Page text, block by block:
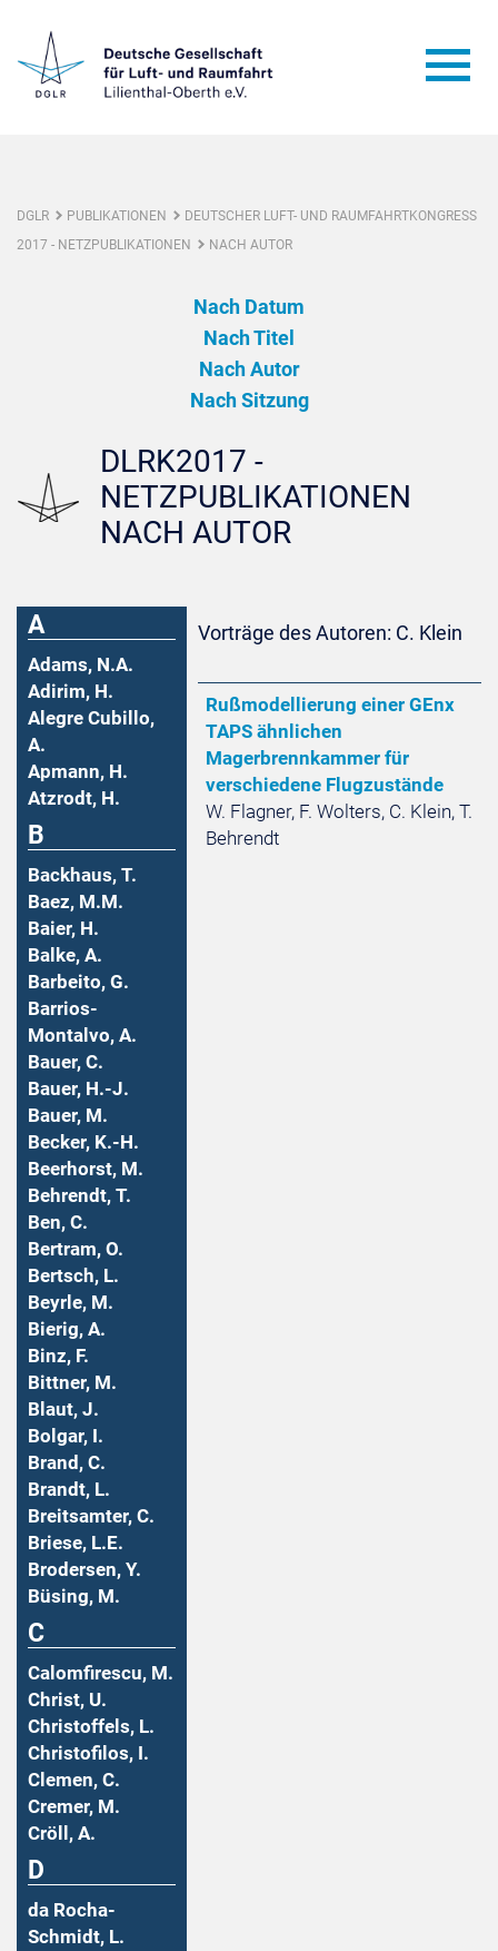
DGLR PUBLIKATIONEN
DEUTSCHER LUFT- UND RAUMFAHRTKONGRESS
2017 - NETZPUBLIKATIONEN
NACH AUTOR
Nach Datum
Nach Titel
Nach Autor
Nach Sitzung
DLRK2017 -
NETZPUBLIKATIONEN
NACH AUTOR
A
Adams, N.A.
Adirim, H.
Alegre Cubillo,
A.
Apmann, H.
Atzrodt, H.
B
Backhaus, T.
Baez, M.M.
Baier, H.
Balke, A.
Barbeito, G.
Barrios-
Montalvo, A.
Bauer, C.
Bauer, H.-J.
Bauer, M.
Becker, K.-H.
Beerhorst, M.
Behrendt, T.
Ben, C.
Bertram, O.
Bertsch, L.
Beyrle, M.
Bierig, A.
Binz, F.
Bittner, M.
Blaut, J.
Bolgar, I.
Brand, C.
Brandt, L.
Breitsamter, C.
Briese, L.E.
Brodersen, Y.
Büsing, M.
C
Calomfirescu, M.
Christ, U.
Christoffels, L.
Christofilos, I.
Clemen, C.
Cremer, M.
Cröll, A.
D
da Rocha-
Schmidt, L.
Vorträge des Autoren: C. Klein
Rußmodellierung einer GEnx
TAPS ähnlichen
Magerbrennkammer für
verschiedene Flugzustände
W. Flagner, F. Wolters, C. Klein, T.
Behrendt